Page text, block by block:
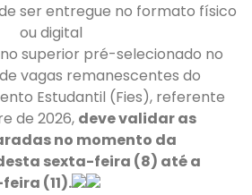
ser entregue no formato físico
ou digital
superior pré-selecionado no
vagas remanescentes do
Estudantil (Fies), referente
de 2026, deve validar as
no momento da
sexta-feira (8) até a
(11).